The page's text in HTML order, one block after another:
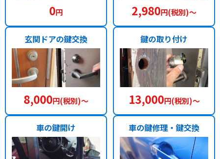
0円 2,980円(税別)〜
玄関ドアの鍵交換
8,000円(税別)〜
鍵の取り付け
13,000円(税別)〜
車の鍵開け 車の鍵修理・鍵交換